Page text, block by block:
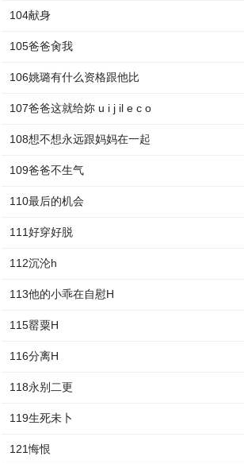
104献身
105爸爸肏我
106姚璐有什么资格跟他比
107爸爸这就给妳 u i j il e c o
108想不想永远跟妈妈在一起
109爸爸不生气
110最后的机会
111好穿好脱
112沉沦h
113他的小乖在自慰H
115罂粟H
116分离H
118永别二更
119生死未卜
121悔恨